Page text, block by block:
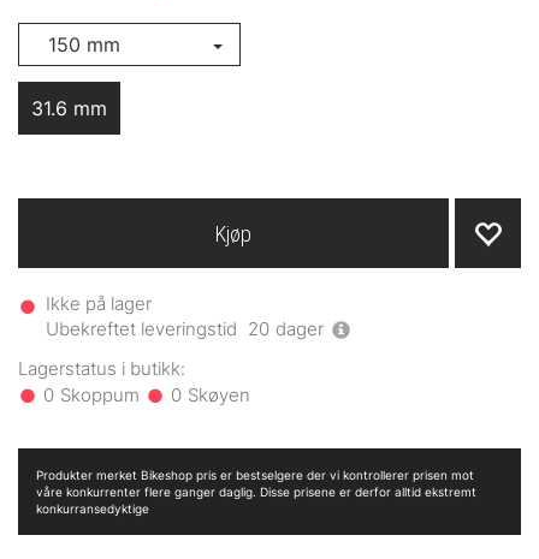
150 mm
31.6 mm
Ikke på lager
Ubekreftet leveringstid 20 dager
0 0
Kjøp
Produkter merket Bikeshop pris er bestselgere der vi kontrollerer prisen mot
våre konkurrenter flere ganger daglig. Disse prisene er derfor alltid ekstremt
konkurransedyktige